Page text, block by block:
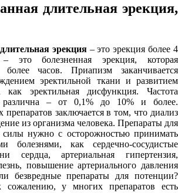
длительная эрекция,
эрекция– это эрекция более 4
это болезненная эрекция, которая
часов. Приапизм заканчивается
эректильной ткани и развитием
как эректильная дисфункция. Частота
различна – от 0,1% до 10% и более.
препаратов заключается в том, что диализ
из организма человека. Препараты для
нужно с осторожностью принимать
болезнями, как сердечно-сосудистые
сердца, артериальная гипертензия,
повышение артериального давления
безвредные препараты для потенции?
у многих препаратов есть